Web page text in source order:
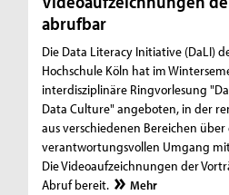
abrufbar
Die Data Literacy Initiative (DaLI)
Hochschule Köln hat im
interdisziplinäre Ringvorlesung
Data Culture" angeboten, in der
aus verschiedenen Bereichen über
verantwortungsvollen Umgang
Die Videoaufzeichnungen der
Abruf bereit.
Mehr